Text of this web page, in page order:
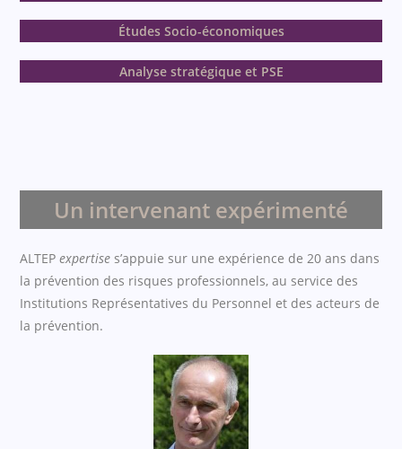
Études Socio-économiques
Analyse stratégique et PSE
Un intervenant expérimenté
ALTEPexpertise s’appuie sur une expérience de 20 ans dans
la prévention des risques professionnels, au service des
Institutions Représentatives du Personnel et des acteurs de
la prévention.